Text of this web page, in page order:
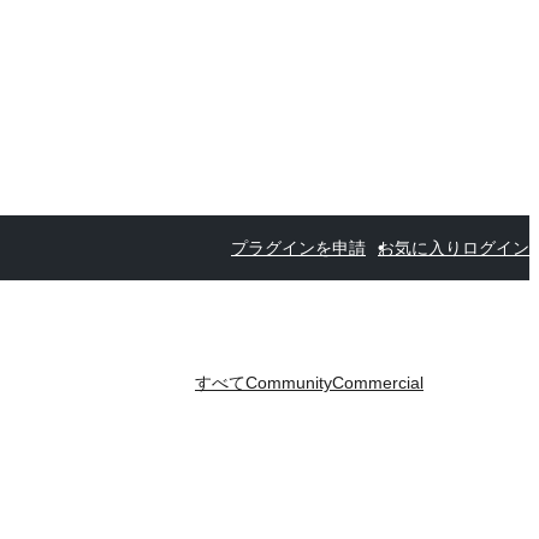
プラグインを申請 お気に入り ログイン
すべてCommunityCommercial